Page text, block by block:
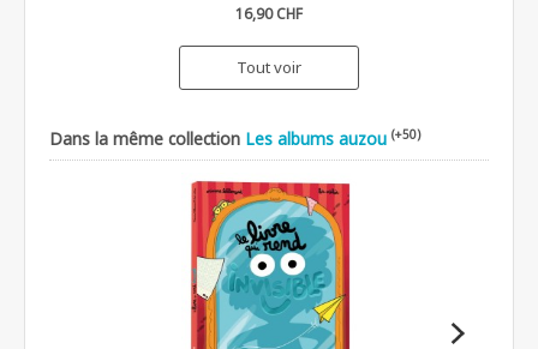
16,90 CHF
Tout voir
Dans la même collection Les albums auzou (+50)